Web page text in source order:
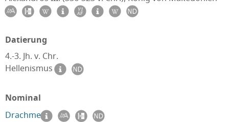
Datierung
4.-3. Jh. v. Chr.
Hellenismus
Nominal
Drachme